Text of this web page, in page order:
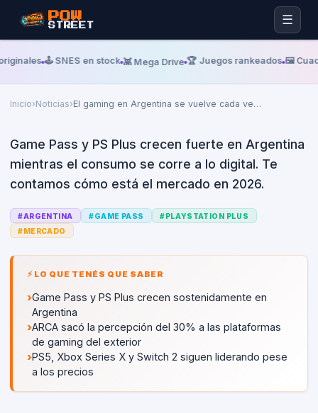
POW
STREET ☰
🕹️ SNES en stock 👾 Mega Drive 🏆 Juegos rankeados 🖼️
Inicio›Noticias›El gaming en Argentina se vuelve cada ve…
REDACCIÓN
El gaming en Argentina se
vuelve cada vez más digital
Game Pass y PS Plus crecen fuerte en Argentina
mientras el consumo se corre a lo digital. Te
contamos cómo está el mercado en 2026.
#ARGENTINA #GAME PASS #PLAYSTATION PLUS
#MERCADO
⚡ LO QUE TENÉS QUE SABER
›Game Pass y PS Plus crecen sostenidamente en
Argentina
›ARCA sacó la percepción del 30% a las plataformas
de gaming del exterior
›PS5, Xbox Series X y Switch 2 siguen liderando pese
a los precios